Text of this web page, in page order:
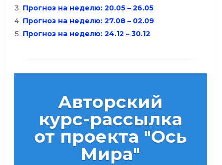
Прогноз на неделю: 20.05 – 26.05
Прогноз на неделю: 27.08 – 02.09
Прогноз на неделю: 24.12 – 30.12
Авторский
курс-рассылка
от проекта "Ось
Мира"